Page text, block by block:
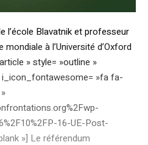
l’école Blavatnik et professeur
à l’Université d’Oxford
» style= »outline »
i_icon_fontawesome= »fa fa-
16-UE-Post-
»] Le référendum